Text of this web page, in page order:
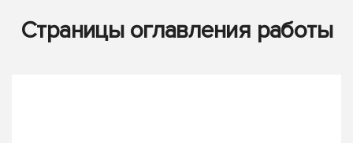
Страницы оглавления работы